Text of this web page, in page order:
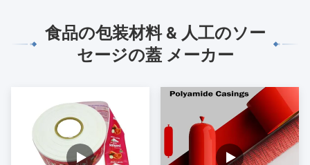
食品の包装材料 & 人工のソー
セージの蓋 メーカー